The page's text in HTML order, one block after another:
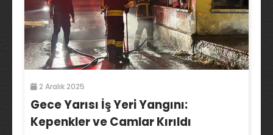
2 Aralık 2025
Gece Yarısı İş Yeri Yangını:
Kepenkler ve Camlar Kırıldı